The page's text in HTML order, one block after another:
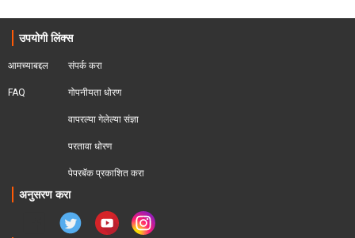
उपयोगी लिंक्स
आमच्याबद्दल
FAQ
संपर्क करा
गोपनीयता धोरण
वापरल्या गेलेल्या संज्ञा
परतावा धोरण
पेपरबॅक प्रकाशित करा
अनुसरण करा